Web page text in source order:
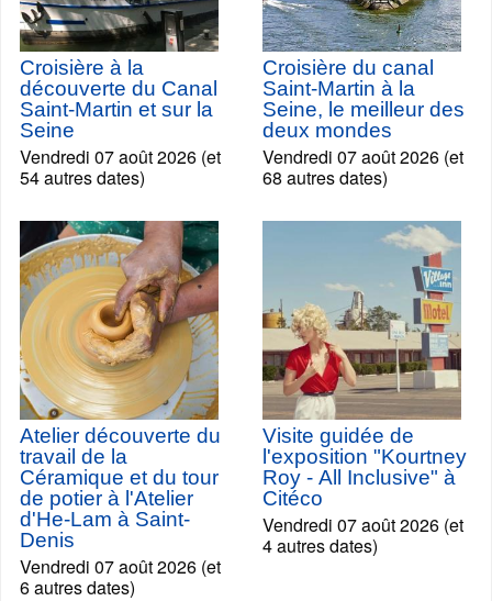
Croisière à la
découverte du Canal
Saint-Martin et sur la
Seine
Vendredi 07 août 2026 (et
54 autres dates)
Croisière du canal
Saint-Martin à la
Seine, le meilleur des
deux mondes
Vendredi 07 août 2026 (et
68 autres dates)
Atelier découverte du
travail de la
Céramique et du tour
de potier à l'Atelier
d'He-Lam à Saint-
Denis
Vendredi 07 août 2026 (et
6 autres dates)
Visite guidée de
l'exposition "Kourtney
Roy - All Inclusive" à
Citéco
Vendredi 07 août 2026 (et
4 autres dates)